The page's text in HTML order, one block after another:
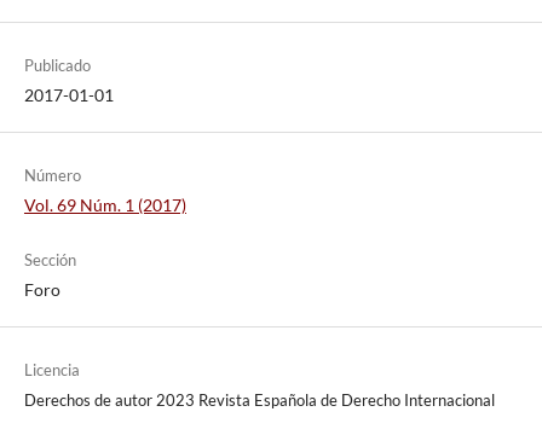
Publicado
2017-01-01
Número
Vol. 69 Núm. 1 (2017)
Sección
Foro
Licencia
Derechos de autor 2023 Revista Española de Derecho Internacional